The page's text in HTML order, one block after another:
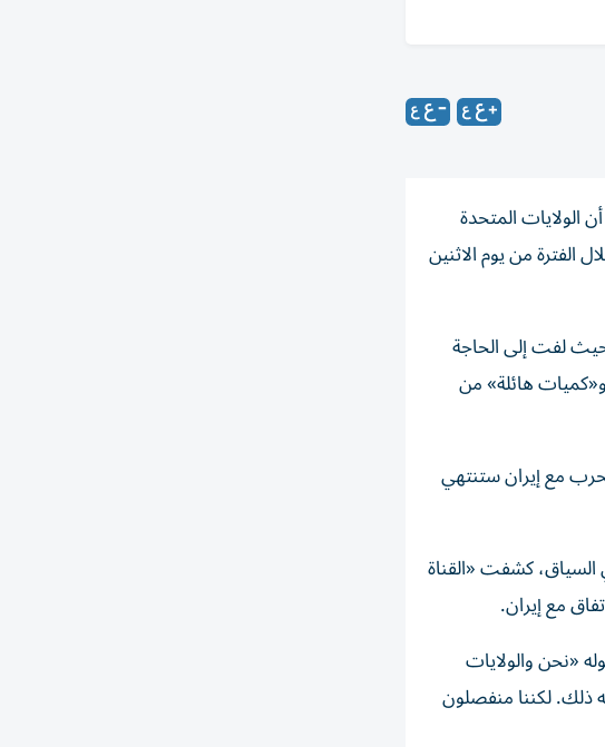
الولايات المتحدة
أظهرت بيانات أن حركة الملاحة عبر المضيق تراجعت إلى 33 سفينة خلال الفترة من يوم الاثنين
حيث لفت إلى الحاجة
هائلة» من
مع إيران ستنتهي
كشفت «القناة
«نحن والولايات
ذلك. لكننا منفصلون